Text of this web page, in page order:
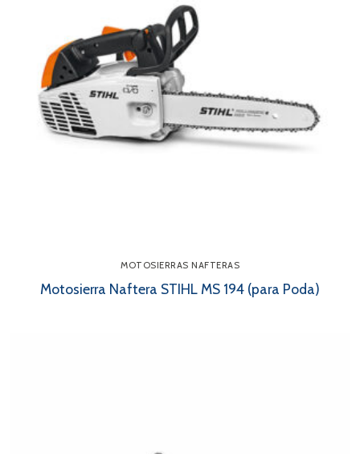
MOTOSIERRAS NAFTERAS
Motosierra Naftera STIHL MS 194 (para Poda)